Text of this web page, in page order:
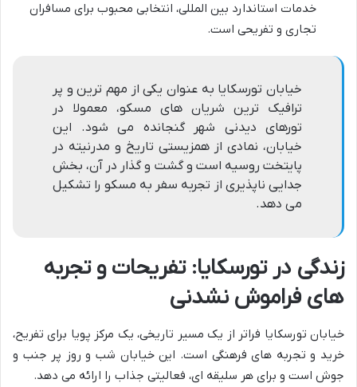
خدمات استاندارد بین المللی، انتخابی محبوب برای مسافران
تجاری و تفریحی است.
خیابان تورسکایا به عنوان یکی از مهم ترین و پر
ترافیک ترین شریان های مسکو، معمولا در
تورهای دیدنی شهر گنجانده می شود. این
خیابان، نمادی از همزیستی تاریخ و مدرنیته در
پایتخت روسیه است و گشت و گذار در آن، بخش
جدایی ناپذیری از تجربه سفر به مسکو را تشکیل
می دهد.
زندگی در تورسکایا: تفریحات و تجربه
های فراموش نشدنی
خیابان تورسکایا فراتر از یک مسیر تاریخی، یک مرکز پویا برای تفریح،
خرید و تجربه های فرهنگی است. این خیابان شب و روز پر جنب و
جوش است و برای هر سلیقه ای، فعالیتی جذاب را ارائه می دهد.